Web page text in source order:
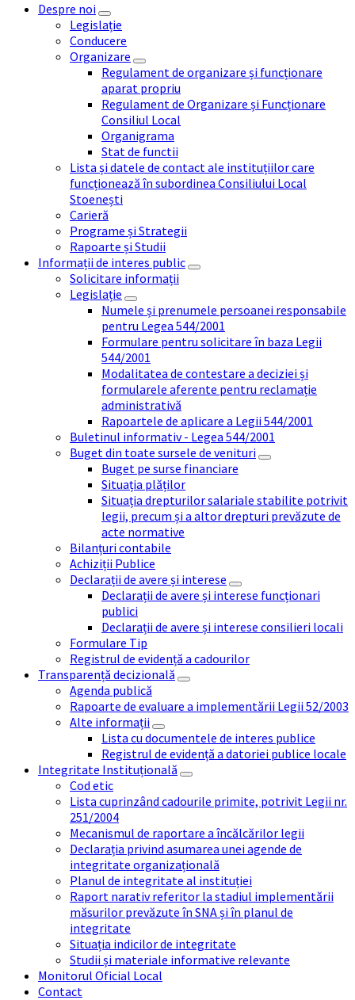
Despre noi
Legislație
Conducere
Organizare
Regulament de organizare și funcționare
aparat propriu
Regulament de Organizare și Funcționare
Consiliul Local
Organigrama
Stat de functii
Lista și datele de contact ale instituțiilor care
funcționează în subordinea Consiliului Local
Stoenești
Carieră
Programe și Strategii
Rapoarte și Studii
Informații de interes public
Solicitare informații
Legislație
Numele și prenumele persoanei responsabile
pentru Legea 544/2001
Formulare pentru solicitare în baza Legii
544/2001
Modalitatea de contestare a deciziei și
formularele aferente pentru reclamație
administrativă
Rapoartele de aplicare a Legii 544/2001
Buletinul informativ - Legea 544/2001
Buget din toate sursele de venituri
Buget pe surse financiare
Situația plăților
Situația drepturilor salariale stabilite potrivit
legii, precum și a altor drepturi prevăzute de
acte normative
Bilanțuri contabile
Achiziții Publice
Declarații de avere și interese
Declarații de avere și interese funcționari
publici
Declarații de avere și interese consilieri locali
Formulare Tip
Registrul de evidență a cadourilor
Transparență decizională
Agenda publică
Rapoarte de evaluare a implementării Legii 52/2003
Alte informații
Lista cu documentele de interes publice
Registrul de evidență a datoriei publice locale
Integritate Instituțională
Cod etic
Lista cuprinzând cadourile primite, potrivit Legii nr.
251/2004
Mecanismul de raportare a încălcărilor legii
Declarația privind asumarea unei agende de
integritate organizațională
Planul de integritate al instituției
Raport narativ referitor la stadiul implementării
măsurilor prevăzute în SNA și în planul de
integritate
Situația indicilor de integritate
Studii și materiale informative relevante
Monitorul Oficial Local
Contact